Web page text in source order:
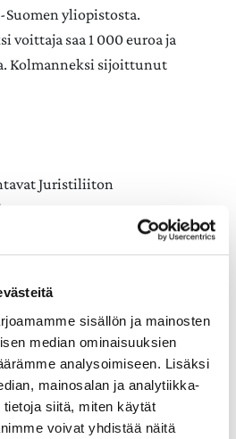
sisällön ja mainosten
median ominaisuuksien
analysoimiseen. Lisäksi
mainosalan ja analytiikka-
siitä, miten käytät
voivat yhdistää näitä
yliopistosta.
voittaja saa 1 000 euroa ja
Kolmanneksi sijoittunut
Juristiliiton
vaalit